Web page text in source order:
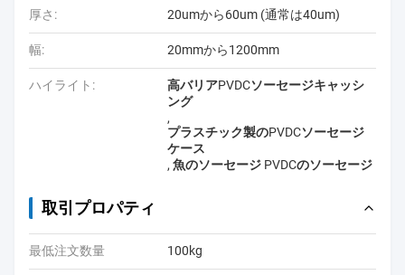
厚さ: 20umから60um (通常は40um)
幅: 20mmから1200mm
ハイライト:
高バリアPVDCソーセージキャッシ
ング
,
プラスチック製のPVDCソーセージ
ケース
, 魚のソーセージ PVDCのソーセージ
取引プロパティ
最低注文数量 100kg